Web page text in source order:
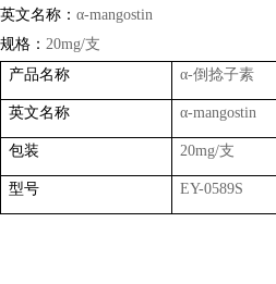
英文名称： α-mangostin
规格： 20mg/支
产品名称
α-倒捻子素
英文名称 α-mangostin
包装 20mg/支
型号 EY-0589S